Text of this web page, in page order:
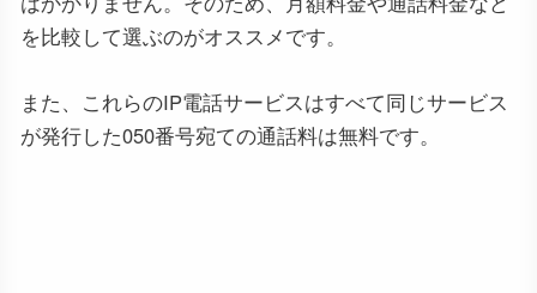
を比較して選ぶのがオススメです。
また、これらのIP電話サービスはすべて同じサービス
が発行した050番号宛ての通話料は無料です。